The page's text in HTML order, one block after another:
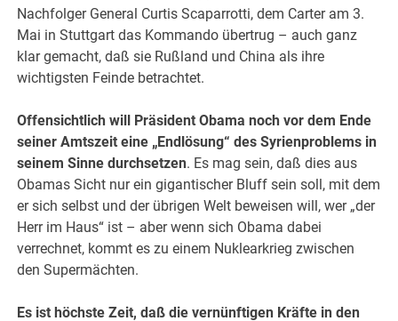
Nachfolger General Curtis Scaparrotti, dem Carter am 3.
Mai in Stuttgart das Kommando übertrug – auch ganz
klar gemacht, daß sie Rußland und China als ihre
wichtigsten Feinde betrachtet.
Offensichtlich will Präsident Obama noch vor dem Ende
seiner Amtszeit eine „Endlösung“ des Syrienproblems in
seinem Sinne durchsetzen. Es mag sein, daß dies aus
Obamas Sicht nur ein gigantischer Bluff sein soll, mit dem
er sich selbst und der übrigen Welt beweisen will, wer „der
Herr im Haus“ ist – aber wenn sich Obama dabei
verrechnet, kommt es zu einem Nuklearkrieg zwischen
den Supermächten.
Es ist höchste Zeit, daß die vernünftigen Kräfte in den